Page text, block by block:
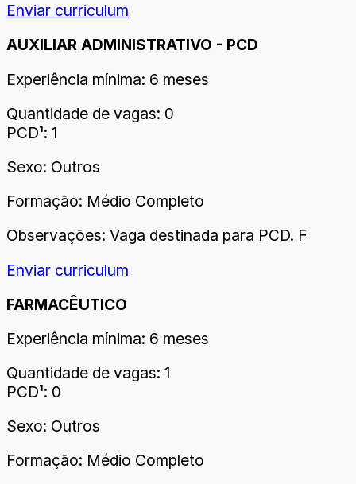
Enviar curriculum
AUXILIAR ADMINISTRATIVO - PCD
Experiência mínima: 6 meses
Quantidade de vagas: 0
PCD¹: 1
Sexo: Outros
Formação: Médio Completo
Observações: Vaga destinada para PCD. F
Enviar curriculum
FARMACÊUTICO
Experiência mínima: 6 meses
Quantidade de vagas: 1
PCD¹: 0
Sexo: Outros
Formação: Médio Completo